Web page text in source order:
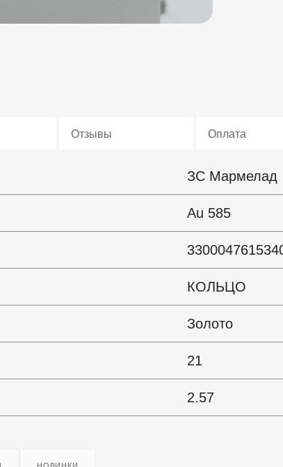
Отзывы Оплата
ЗС Мармелад
Au 585
КОЛЬЦО
Золото
21
2.57